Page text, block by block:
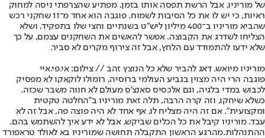
של מוריניו, אבל הרשת תפסה אותו בזמן. מפתיע שהצרפתי ניסה למחוק
ראיות, כי יש לו את כל הסיבות לשמוח. פוגבה הוא אחד מ־11 שחקני רכש
שהביא מוריניו ב־400 מיליון ליש"ט בשנתיים וחצי שלו בתפקיד, ושלא
הצליחו לשדרג את הקבוצה. אפשר להאשים את השחקנים עצמם, על כך
שלא ידעו להתמודד עם הלחץ, אבל זה צירוף מקרים לא סביר.
מוריניו מיואש. דאג להביר שלא כל הנוצץ זהב // צילום: אי.פי.איי
פוגבה הרי היה מצוין בגביע העולמי ברוסיה, רומולו לוקאקו לא מפסיק
לכבוש במדי בלגיה, וגם אלכסיס סאנצ'ס מעולם לא חווה משבר שכזה.
כשלא שיחקו, וזה קרה הרבה, תלה זאת מוריניו ב"החלטה טקטית
ומקצועית". אם זה היה מצליח לו, אף אחד לא היה פוצה פה, אבל זה לא
עבד. מוריניו קיבל את כל הכלים שביקש, אבל לא ידע איך להשתמש בהם.
ההתנהלות.מהרגע הראשון התקבלה תחושה שמוריניו בא לאולד טראפורד